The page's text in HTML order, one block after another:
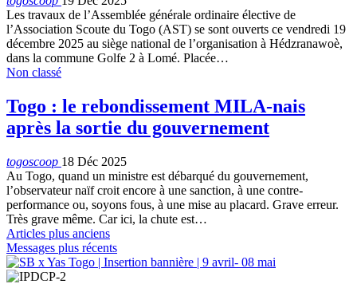
Les travaux de l’Assemblée générale ordinaire élective de
l’Association Scoute du Togo (AST) se sont ouverts ce vendredi 19
décembre 2025 au siège national de l’organisation à Hédzranawoè,
dans la commune Golfe 2 à Lomé. Placée…
Non classé
Togo : le rebondissement MILA-nais
après la sortie du gouvernement
togoscoop 18 Déc 2025
Au Togo, quand un ministre est débarqué du gouvernement,
l’observateur naïf croit encore à une sanction, à une contre-
performance ou, soyons fous, à une mise au placard. Grave erreur.
Très grave même. Car ici, la chute est…
Articles plus anciens
Messages plus récents